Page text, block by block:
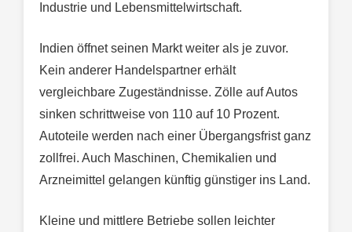
Industrie und Lebensmittelwirtschaft.
Indien öffnet seinen Markt weiter als je zuvor.
Kein anderer Handelspartner erhält
vergleichbare Zugeständnisse. Zölle auf Autos
sinken schrittweise von 110 auf 10 Prozent.
Autoteile werden nach einer Übergangsfrist ganz
zollfrei. Auch Maschinen, Chemikalien und
Arzneimittel gelangen künftig günstiger ins Land.
Kleine und mittlere Betriebe sollen leichter